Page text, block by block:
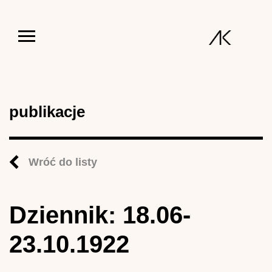
publikacje
Wróć do listy
Dziennik: 18.06-
23.10.1922